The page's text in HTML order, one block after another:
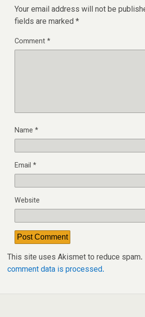
Your email address will not be
fields are marked *
Comment*
Name *
Email *
Website
This site uses Akismet to reduce spam.
comment data is processed.